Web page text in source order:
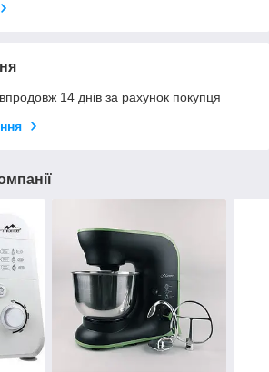
14 днів за рахунок покупця